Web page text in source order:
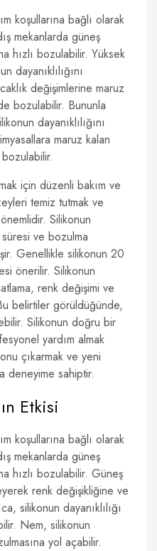
koşullarına bağlı olarak
mekanlarda güneş
hızlı bozulabilir. Yüksek
dayanıklılığını
değişimlerine maruz
bozulabilir. Bununla
dayanıklılığını
maruz kalan
için düzenli bakım ve
temiz tutmak ve
Silikonun
ve bozulma
Genellikle silikonun 20
önerilir. Silikonun
renk değişimi ve
belirtiler görüldüğünde,
Silikonun doğru bir
yardım almak
çıkarmak ve yeni
deneyime sahiptir.
Etkisi
koşullarına bağlı olarak
mekanlarda güneş
hızlı bozulabilir. Güneş
renk değişikliğine ve
silikonun dayanıklılığı
Nem, silikonun
yol açabilir.